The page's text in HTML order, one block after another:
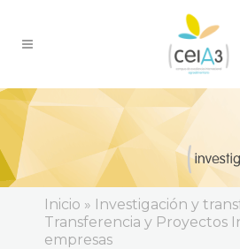
Inicio » Investigación y
Transferencia y Proyectos
empresas